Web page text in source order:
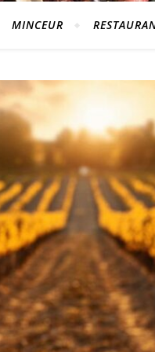
MINCEUR